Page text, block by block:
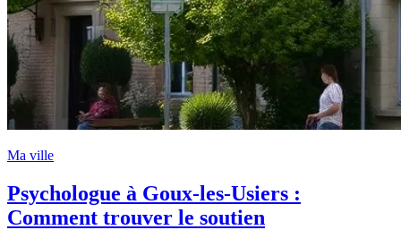
Ma ville
Psychologue à Goux-les-Usiers :
Comment trouver le soutien